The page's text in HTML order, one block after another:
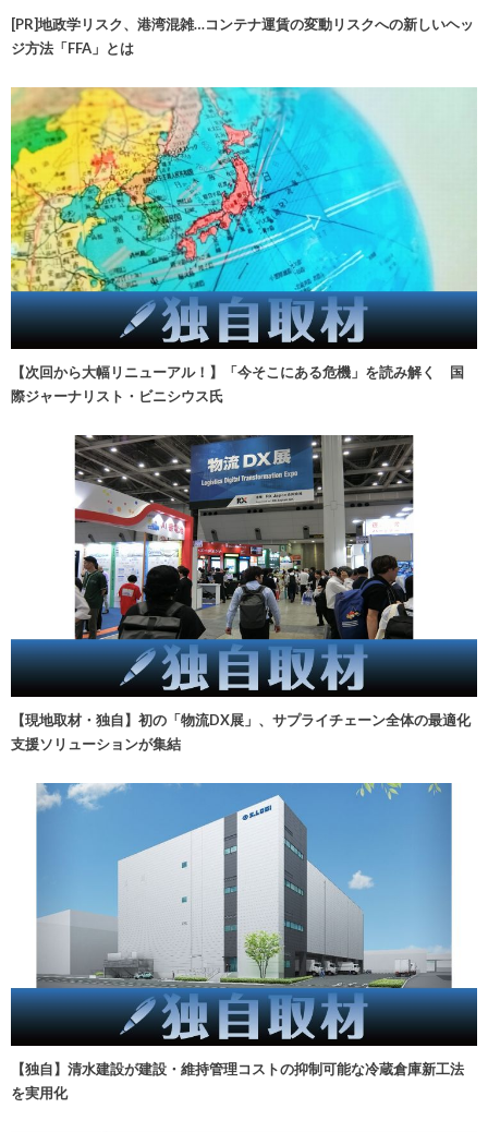
[PR]地政学リスク、港湾混雑…コンテナ運賃の変動リスクへの新しいヘッ
ジ方法「FFA」とは
【次回から大幅リニューアル！】「今そこにある危機」を読み解く 国
際ジャーナリスト・ビニシウス氏
【現地取材・独自】初の「物流DX展」、サプライチェーン全体の最適化
支援ソリューションが集結
【独自】清水建設が建設・維持管理コストの抑制可能な冷蔵倉庫新工法
を実用化